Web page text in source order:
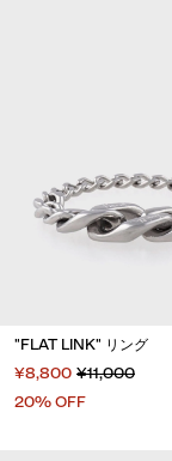
"FLAT LINK" リング
¥8,800 ¥11,000
20% OFF